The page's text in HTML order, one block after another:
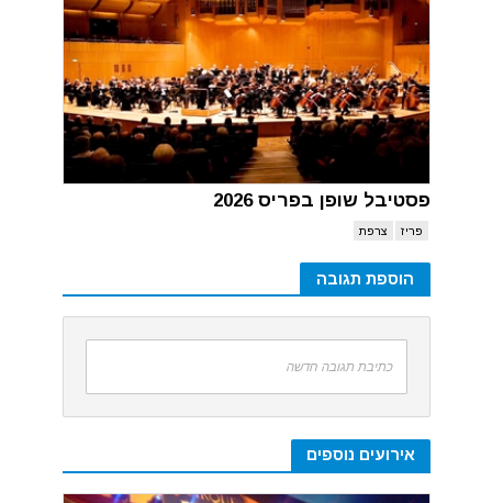
פסטיבל שופן בפריס 2026
פריז צרפת
הוספת תגובה
כתיבת תגובה חדשה
אירועים נוספים